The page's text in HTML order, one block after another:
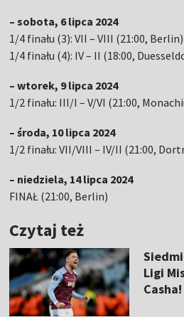
– sobota, 6 lipca 2024
1/4 finału (3): VII – VIII (21:00, Berlin)
1/4 finału (4): IV – II (18:00,
– wtorek, 9 lipca 2024
1/2 finału: III/I – V/VI (21:00,
– środa, 10 lipca 2024
1/2 finału: VII/VIII – IV/II (21:00,
– niedziela, 14 lipca 2024
FINAŁ (21:00, Berlin)
Czytaj też
Ligi
Casha!